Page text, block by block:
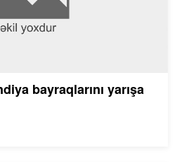
bayraqlarını yarışa